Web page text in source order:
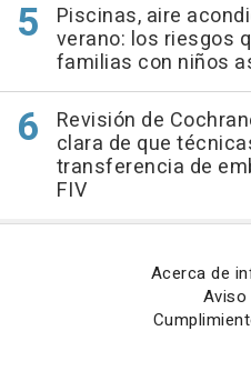
Piscinas, aire
verano: los riesgos
familias con niños
Revisión de
clara de que
transferencia de
FIV
Acerca de
Aviso